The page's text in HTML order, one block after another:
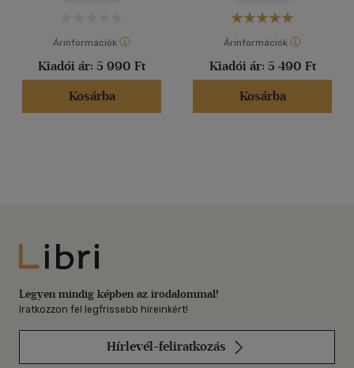
Árinformációk
Kiadói ár: 5 990 Ft
Kosárba
Árinformációk
Kiadói ár: 5 490 Ft
Kosárba
Libri
Legyen mindig képben az irodalommal!
Iratkozzon fel legfrissebb híreinkért!
Hírlevél-feliratkozás